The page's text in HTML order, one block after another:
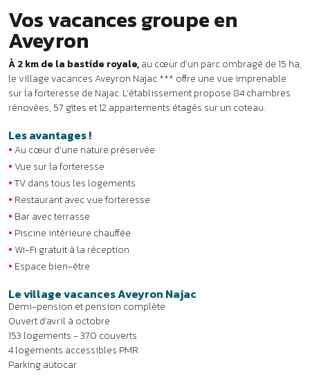
Vos vacances groupe en
Aveyron
À 2 km de la bastide royale,au cœur d’un parc ombragé de 15 ha,
le village vacances Aveyron Najac *** offre une vue imprenable
sur la forteresse de Najac. L’établissement propose 84 chambres
rénovées, 57 gîtes et 12 appartements étagés sur un coteau.
Les avantages !
• Au cœur d’une nature préservée
• Vue sur la forteresse
• TV dans tous les logements
• Restaurant avec vue forteresse
• Bar avec terrasse
• Piscine intérieure chauffée
• Wi-Fi gratuit à la réception
• Espace bien-être
Le village vacances Aveyron Najac
Demi-pension et pension complète
Ouvert d’avril à octobre
153 logements - 370 couverts
4 logements accessibles PMR
Parking autocar